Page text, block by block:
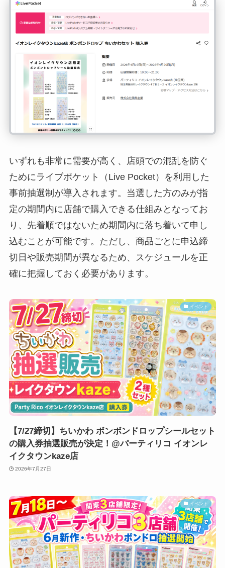
いずれも非常に需要が高く、店頭での混乱を防ぐ
ためにライブポケット（Live Pocket）を利用した
事前抽選制が導入されます。当選した方のみが指
定の期間内に店舗で購入できる仕組みとなってお
り、先着順ではないため期間内に落ち着いて申し
込むことが可能です。ただし、商品ごとに申込締
切日や販売期間が異なるため、スケジュールを正
確に把握しておく必要があります。
イベント
【7/27締切】ちいかわ ボンボンドロップシールセット
の購入券抽選販売が決定！@パーティリコ イオンレ
イクタウンkaze店
2026年7月27日
イベント